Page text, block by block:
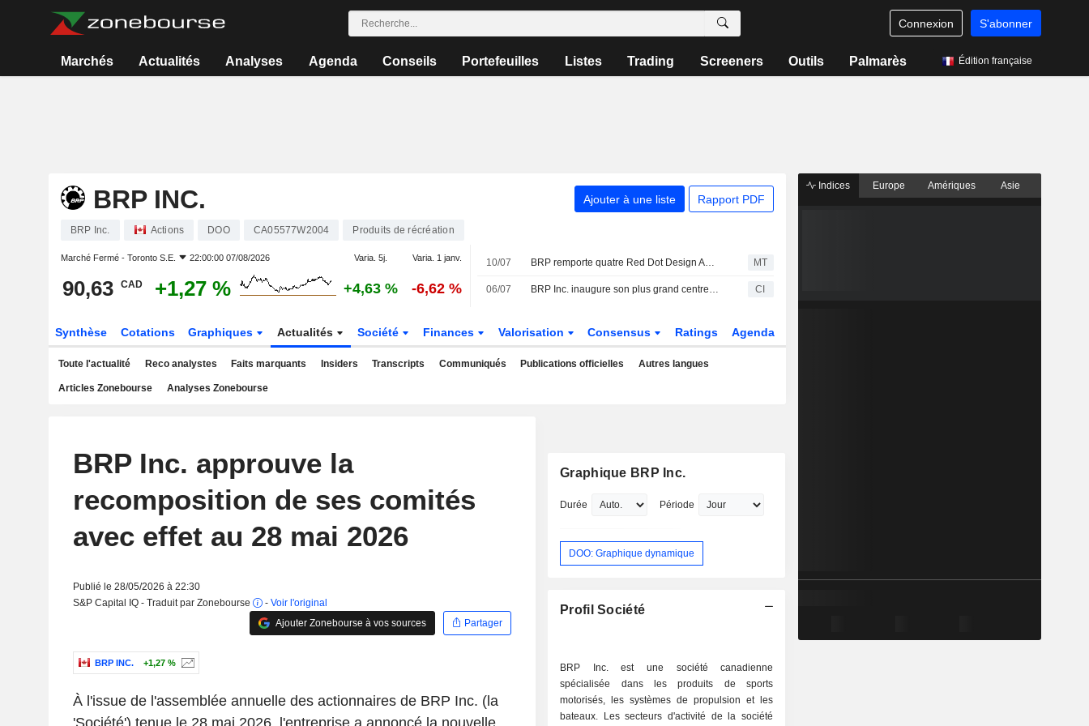
Connexion S'abonner
Marchés Actualités Analyses Agenda Conseils Portefeuilles Listes Trading Screeners Outils Palmarès Édition française
BRP INC. Ajouter à une liste Rapport PDF
BRP Inc. Actions DOO CA05577W2004 Produits de récréation
Marché Fermé - Toronto S.E. 22:00:00 07/08/2026 Varia. 5j. Varia. 1 janv.
90,63 CAD +1,27 % +4,63 % -6,62 %
10/07 BRP remporte quatre Red Dot Design Awards, dont le prix " Best of the Best » MT
06/07 BRP Inc. inaugure son plus grand centre mondial de distribution et de logistique à Saint-Philippe, au Québec CI
Synthèse Cotations Graphiques Actualités Société Finances Valorisation Consensus Ratings Agenda
Toute l'actualité Reco analystes Faits marquants Insiders Transcripts Communiqués Publications officielles Autres langues
Articles Zonebourse Analyses Zonebourse
BRP Inc. approuve la
recomposition de ses comités
avec effet au 28 mai 2026
Publié le 28/05/2026 à 22:30
S&P Capital IQ - Traduit par Zonebourse
- Voir l'original
Ajouter Zonebourse à vos sources
Partager
BRP INC. +1,27 %
À l'issue de l'assemblée annuelle des actionnaires de BRP Inc. (la
Graphique BRP Inc.
Durée Période
DOO: Graphique dynamique
Profil Société
BRP Inc. est une société canadienne
spécialisée dans les produits de sports
motorisés, les systèmes de propulsion et les
bateaux. Les secteurs d'activité de la société
Indices Europe Amériques Asie